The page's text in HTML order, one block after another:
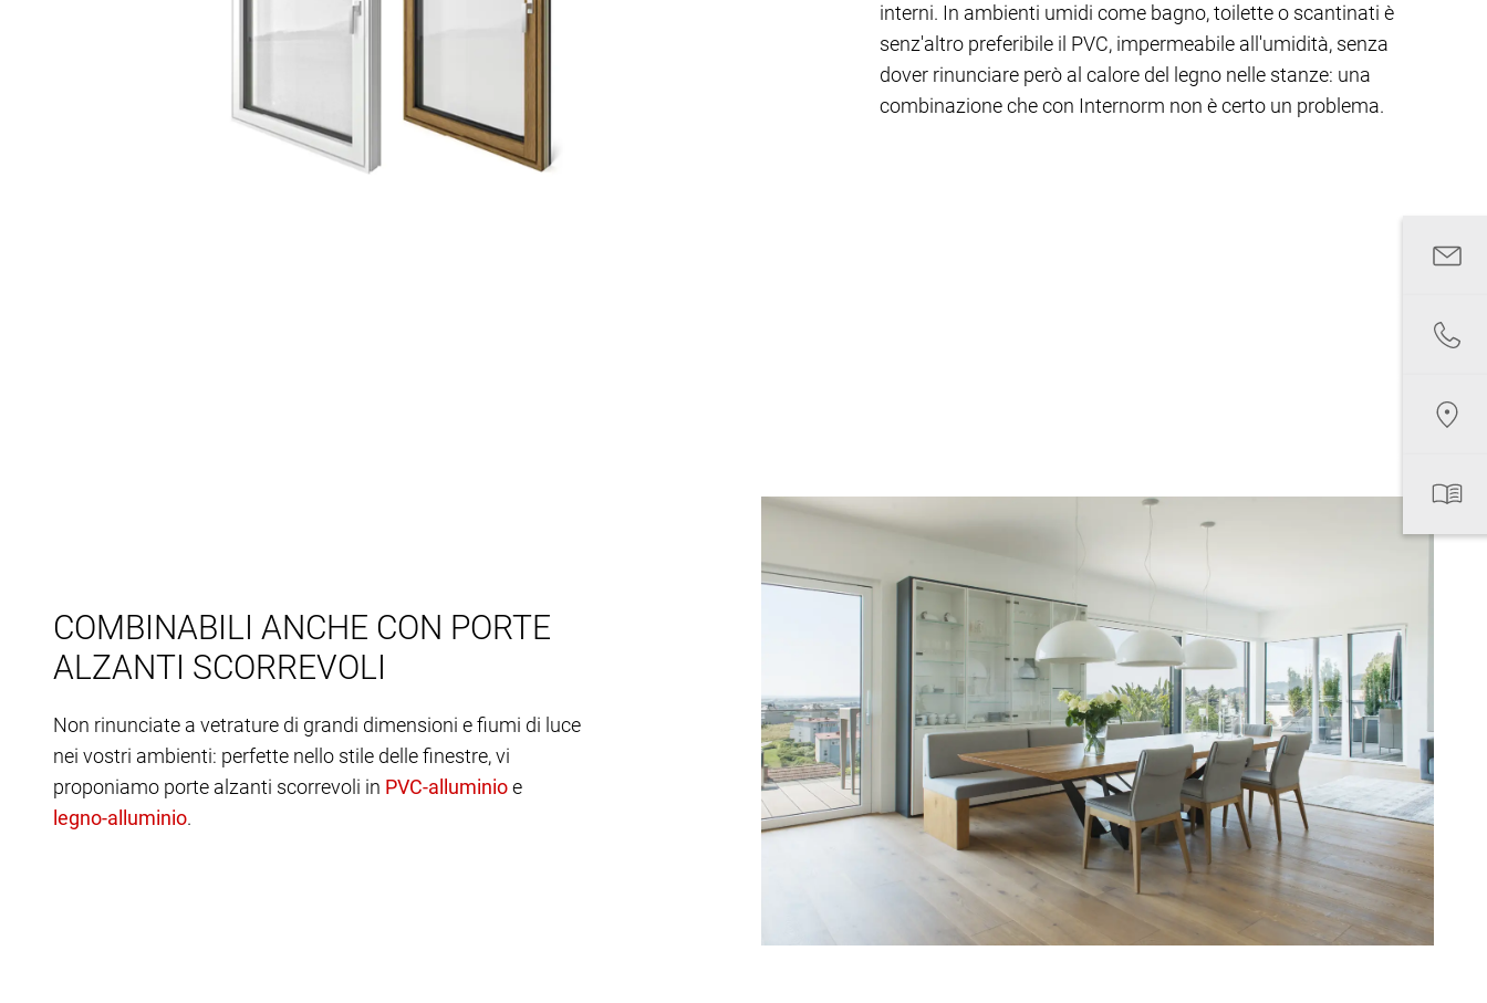
interni. In ambienti umidi come bagno, toilette o scantinati è
senz'altro preferibile il PVC, impermeabile all'umidità, senza
dover rinunciare però al calore del legno nelle stanze: una
combinazione che con Internorm non è certo un problema.
COMBINABILI ANCHE CON PORTE
ALZANTI SCORREVOLI
Non rinunciate a vetrature di grandi dimensioni e fiumi di luce
nei vostri ambienti: perfette nello stile delle finestre, vi
proponiamo porte alzanti scorrevoli in
e
.